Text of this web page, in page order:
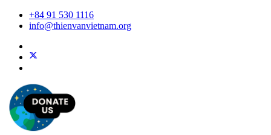
+84 91 530 1116
info@thienvanvietnam.org